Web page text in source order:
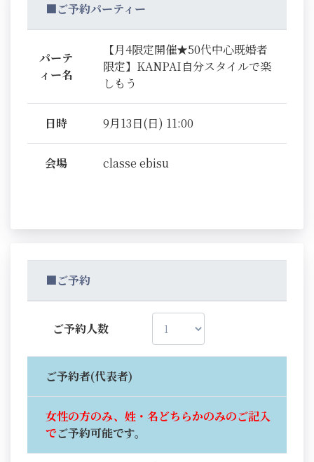
■ご予約パーティー
パーテ
ィー名
【月4限定開催★50代中心既婚者
限定】KANPAI自分スタイルで楽
しもう
日時 9月13日(日) 11:00
会場 classe ebisu
■ご予約
ご予約人数
ご予約者(代表者)
女性の方のみ、姓・名どちらかのみのご記入
でご予約可能です。